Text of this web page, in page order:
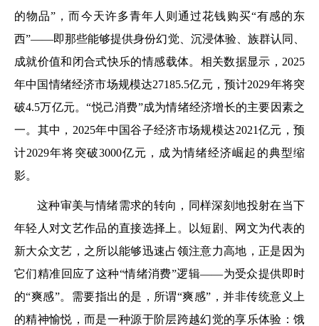
的物品”，而今天许多青年人则通过花钱购买“有感的东
西”——即那些能够提供身份幻觉、沉浸体验、族群认同、
成就价值和闭合式快乐的情感载体。相关数据显示，2025
年中国情绪经济市场规模达27185.5亿元，预计2029年将突
破4.5万亿元。“悦己消费”成为情绪经济增长的主要因素之
一。其中，2025年中国谷子经济市场规模达2021亿元，预
计2029年将突破3000亿元，成为情绪经济崛起的典型缩
影。
这种审美与情绪需求的转向，同样深刻地投射在当下
年轻人对文艺作品的直接选择上。以短剧、网文为代表的
新大众文艺，之所以能够迅速占领注意力高地，正是因为
它们精准回应了这种“情绪消费”逻辑——为受众提供即时
的“爽感”。需要指出的是，所谓“爽感”，并非传统意义上
的精神愉悦，而是一种源于阶层跨越幻觉的享乐体验：饿